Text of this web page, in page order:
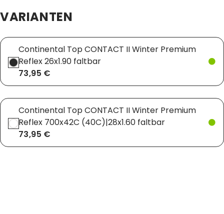
VARIANTEN
Continental Top CONTACT II Winter Premium
Reflex 26x1.90 faltbar
73,95 €
Continental Top CONTACT II Winter Premium
Reflex 700x42C (40C)|28x1.60 faltbar
73,95 €